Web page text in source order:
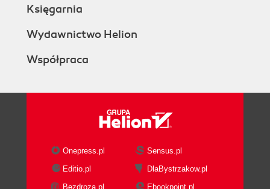
Księgarnia
Wydawnictwo Helion
Współpraca
Onepress.pl
Sensus.pl
Editio.pl
DlaBystrzakow.pl
Bezdroza.pl
Ebookpoint.pl